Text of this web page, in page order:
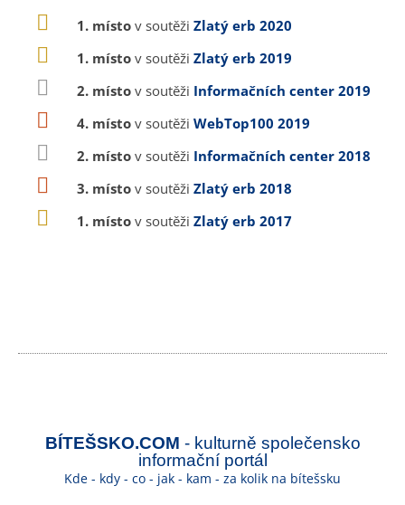
1. místo v soutěži Zlatý erb 2020
1. místo v soutěži Zlatý erb 2019
2. místo v soutěži Informačních center 2019
4. místo v soutěži WebTop100 2019
2. místo v soutěži Informačních center 2018
3. místo v soutěži Zlatý erb 2018
1. místo v soutěži Zlatý erb 2017
BÍTEŠSKO.COM - kulturně společensko
informační portál
Kde - kdy - co - jak - kam - za kolik na bítešsku